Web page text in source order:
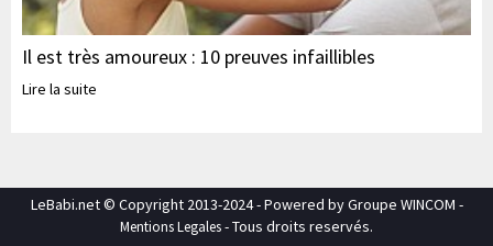
Il est très amoureux : 10 preuves infaillibles
Lire la suite
LeBabi.net © Copyright 2013-2024 - Powered by Groupe WINCOM -
Mentions Legales- Tous droits reservés.